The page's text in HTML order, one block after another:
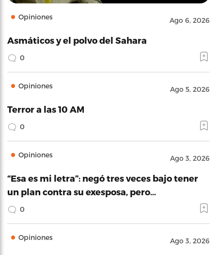
Opiniones Ago 6, 2026
Asmáticos y el polvo del Sahara
0
Opiniones Ago 5, 2026
Terror a las 10 AM
0
Opiniones Ago 3, 2026
“Esa es mi letra”: negó tres veces bajo tener
un plan contra su exesposa, pero…
0
Opiniones Ago 3, 2026